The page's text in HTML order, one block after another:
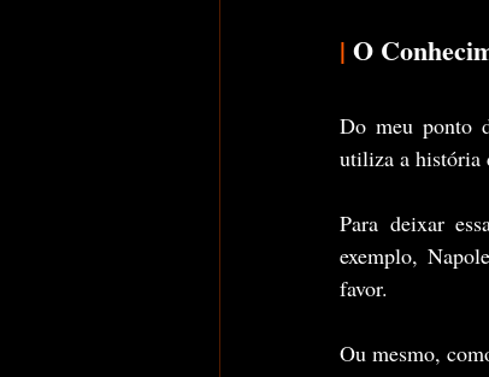
| O
Do meu ponto
utiliza a história
Para deixar
exemplo,
favor.
Ou mesmo,